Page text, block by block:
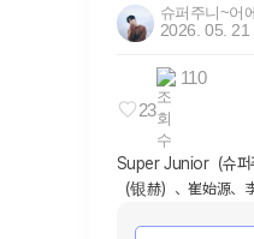
슈퍼주니~어
2026. 05.
23
110
Super Junior（슈퍼
（银赫）、崔始源